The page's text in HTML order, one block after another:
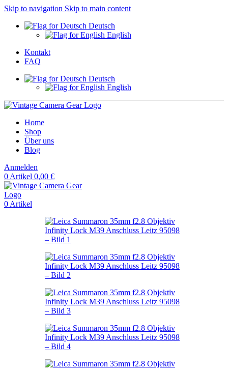
Skip to navigation Skip to main content
Deutsch
English
Kontakt
FAQ
Deutsch
English
Home
Shop
Über uns
Blog
Anmelden
0 Artikel 0,00 €
0 Artikel